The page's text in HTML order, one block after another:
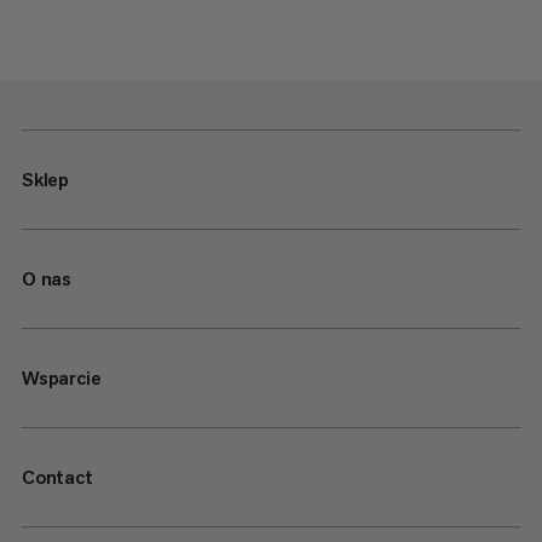
Sklep
O nas
Wsparcie
Contact